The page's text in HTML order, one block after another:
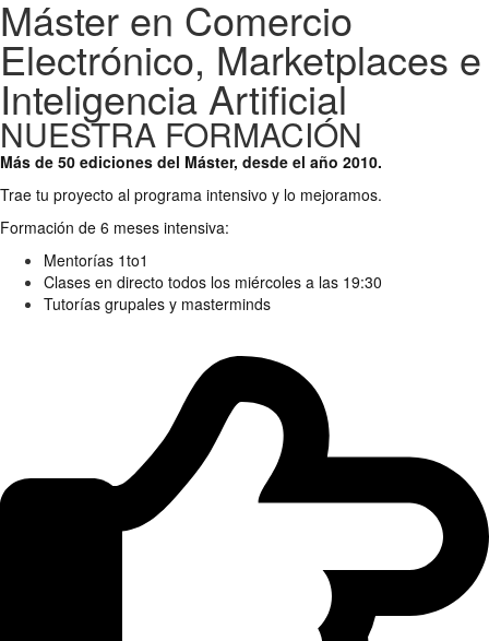
Máster en Comercio
Electrónico, Marketplaces e
Inteligencia Artificial
NUESTRA FORMACIÓN
Más de 50 ediciones del Máster, desde el año 2010.
Trae tu proyecto al programa intensivo y lo mejoramos.
Formación de 6 meses intensiva:
Mentorías 1to1
Clases en directo todos los miércoles a las 19:30
Tutorías grupales y masterminds